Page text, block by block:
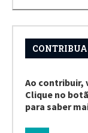
CONTRIBUA
Ao contribuir,
Clique no
para saber